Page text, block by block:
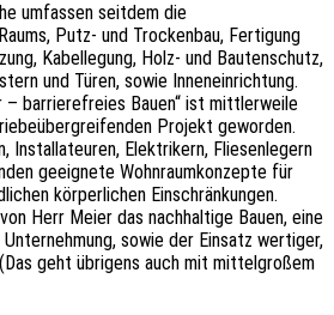
umfassen seitdem die
Putz- und Trockenbau, Fertigung
Kabellegung, Holz- und Bautenschutz,
und Türen, sowie Inneneinrichtung.
– barrierefreies Bauen“ ist mittlerweile
Projekt geworden.
Installateuren, Elektrikern, Fliesenlegern
geeignete Wohnraumkonzepte für
körperlichen Einschränkungen.
Herr Meier das nachhaltige Bauen, eine
sowie der Einsatz wertiger,
geht übrigens auch mit mittelgroßem